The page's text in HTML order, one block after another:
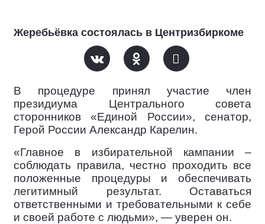
Жеребьёвка состоялась в Центризбиркоме
В процедуре принял участие член
президиума Центрального совета
сторонников «Единой России», сенатор,
Герой России Александр Карелин.
«Главное в избирательной кампании –
соблюдать правила, честно проходить все
положенные процедуры и обеспечивать
легитимный результат. Оставаться
ответственными и требовательными к себе
и своей работе с людьми», — уверен он.